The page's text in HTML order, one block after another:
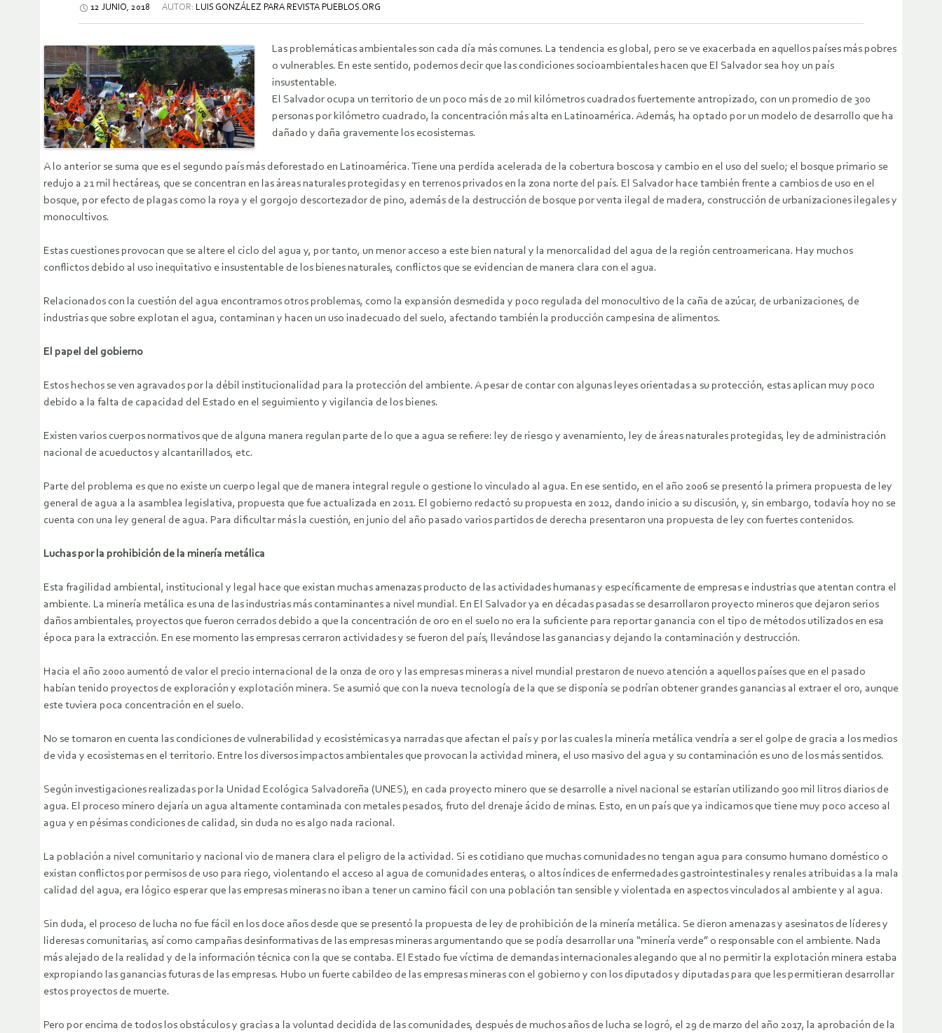
12 JUNIO, 2018 AUTOR: LUIS GONZÁLEZ PARA REVISTA PUEBLOS.ORG
Las problemáticas ambientales son cada día más comunes. La tendencia es global, pero se ve exacerbada en aquellos países más pobres
o vulnerables. En este sentido, podemos decir que las condiciones socioambientales hacen que El Salvador sea hoy un país
insustentable.
El Salvador ocupa un territorio de un poco más de 20 mil kilómetros cuadrados fuertemente antropizado, con un promedio de 300
personas por kilómetro cuadrado, la concentración más alta en Latinoamérica. Además, ha optado por un modelo de desarrollo que ha
dañado y daña gravemente los ecosistemas.
A lo anterior se suma que es el segundo país más deforestado en Latinoamérica. Tiene una perdida acelerada de la cobertura boscosa y cambio en el uso del suelo; el bosque primario se
redujo a 21 mil hectáreas, que se concentran en las áreas naturales protegidas y en terrenos privados en la zona norte del país. El Salvador hace también frente a cambios de uso en el
bosque, por efecto de plagas como la roya y el gorgojo descortezador de pino, además de la destrucción de bosque por venta ilegal de madera, construcción de urbanizaciones ilegales y
monocultivos.
Estas cuestiones provocan que se altere el ciclo del agua y, por tanto, un menor acceso a este bien natural y la menorcalidad del agua de la región centroamericana. Hay muchos
conflictos debido al uso inequitativo e insustentable de los bienes naturales, conflictos que se evidencian de manera clara con el agua.
Relacionados con la cuestión del agua encontramos otros problemas, como la expansión desmedida y poco regulada del monocultivo de la caña de azúcar, de urbanizaciones, de
industrias que sobre explotan el agua, contaminan y hacen un uso inadecuado del suelo, afectando también la producción campesina de alimentos.
El papel del gobierno
Estos hechos se ven agravados por la débil institucionalidad para la protección del ambiente. A pesar de contar con algunas leyes orientadas a su protección, estas aplican muy poco
debido a la falta de capacidad del Estado en el seguimiento y vigilancia de los bienes.
Existen varios cuerpos normativos que de alguna manera regulan parte de lo que a agua se refiere: ley de riesgo y avenamiento, ley de áreas naturales protegidas, ley de administración
nacional de acueductos y alcantarillados, etc.
Parte del problema es que no existe un cuerpo legal que de manera integral regule o gestione lo vinculado al agua. En ese sentido, en el año 2006 se presentó la primera propuesta de ley
general de agua a la asamblea legislativa, propuesta que fue actualizada en 2011. El gobierno redactó su propuesta en 2012, dando inicio a su discusión, y, sin embargo, todavía hoy no se
cuenta con una ley general de agua. Para dificultar más la cuestión, en junio del año pasado varios partidos de derecha presentaron una propuesta de ley con fuertes contenidos.
Luchas por la prohibición de la minería metálica
Esta fragilidad ambiental, institucional y legal hace que existan muchas amenazas producto de las actividades humanas y específicamente de empresas e industrias que atentan contra el
ambiente. La minería metálica es una de las industrias más contaminantes a nivel mundial. En El Salvador ya en décadas pasadas se desarrollaron proyecto mineros que dejaron serios
daños ambientales, proyectos que fueron cerrados debido a que la concentración de oro en el suelo no era la suficiente para reportar ganancia con el tipo de métodos utilizados en esa
época para la extracción. En ese momento las empresas cerraron actividades y se fueron del país, llevándose las ganancias y dejando la contaminación y destrucción.
Hacia el año 2000 aumentó de valor el precio internacional de la onza de oro y las empresas mineras a nivel mundial prestaron de nuevo atención a aquellos países que en el pasado
habían tenido proyectos de exploración y explotación minera. Se asumió que con la nueva tecnología de la que se disponía se podrían obtener grandes ganancias al extraer el oro, aunque
este tuviera poca concentración en el suelo.
No se tomaron en cuenta las condiciones de vulnerabilidad y ecosistémicas ya narradas que afectan el país y por las cuales la minería metálica vendría a ser el golpe de gracia a los medios
de vida y ecosistemas en el territorio. Entre los diversos impactos ambientales que provocan la actividad minera, el uso masivo del agua y su contaminación es uno de los más sentidos.
Según investigaciones realizadas por la Unidad Ecológica Salvadoreña (UNES), en cada proyecto minero que se desarrolle a nivel nacional se estarían utilizando 900 mil litros diarios de
agua. El proceso minero dejaría un agua altamente contaminada con metales pesados, fruto del drenaje ácido de minas. Esto, en un país que ya indicamos que tiene muy poco acceso al
agua y en pésimas condiciones de calidad, sin duda no es algo nada racional.
La población a nivel comunitario y nacional vio de manera clara el peligro de la actividad. Si es cotidiano que muchas comunidades no tengan agua para consumo humano doméstico o
existan conflictos por permisos de uso para riego, violentando el acceso al agua de comunidades enteras, o altos índices de enfermedades gastrointestinales y renales atribuidas a la mala
calidad del agua, era lógico esperar que las empresas mineras no iban a tener un camino fácil con una población tan sensible y violentada en aspectos vinculados al ambiente y al agua.
Sin duda, el proceso de lucha no fue fácil en los doce años desde que se presentó la propuesta de ley de prohibición de la minería metálica. Se dieron amenazas y asesinatos de líderes y
lideresas comunitarias, así como campañas desinformativas de las empresas mineras argumentando que se podía desarrollar una “minería verde” o responsable con el ambiente. Nada
más alejado de la realidad y de la información técnica con la que se contaba. El Estado fue víctima de demandas internacionales alegando que al no permitir la explotación minera estaba
expropiando las ganancias futuras de las empresas. Hubo un fuerte cabildeo de las empresas mineras con el gobierno y con los diputados y diputadas para que les permitieran desarrollar
estos proyectos de muerte.
Pero por encima de todos los obstáculos y gracias a la voluntad decidida de las comunidades, después de muchos años de lucha se logró, el 29 de marzo del año 2017, la aprobación de la